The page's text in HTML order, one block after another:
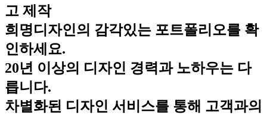
고 제작
희명디자인의 감각있는 포트폴리오를 확
인하세요.
20년 이상의 디자인 경력과 노하우는 다
릅니다.
차별화된 디자인 서비스를 통해 고객과의